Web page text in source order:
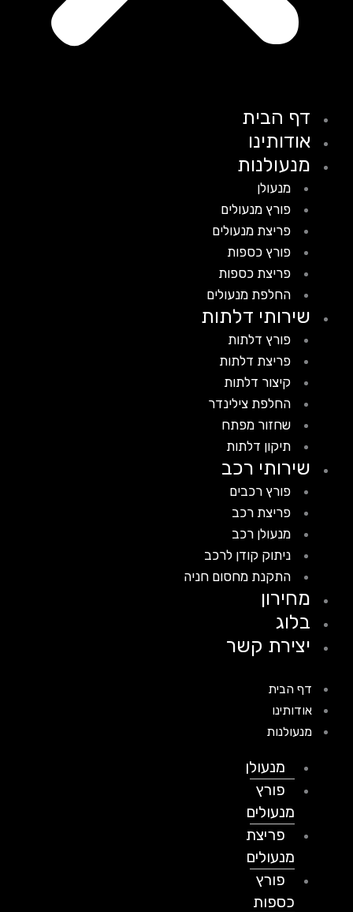
דף הבית
אודותינו
מנעולנות
מנעולן
פורץ מנעולים
פריצת מנעולים
פורץ כספות
פריצת כספות
החלפת מנעולים
שירותי דלתות
פורץ דלתות
פריצת דלתות
קיצור דלתות
החלפת צילינדר
שחזור מפתח
תיקון דלתות
שירותי רכב
פורץ רכבים
פריצת רכב
מנעולן רכב
ניתוק קודן לרכב
התקנת מחסום חניה
מחירון
בלוג
יצירת קשר
דף הבית
אודותינו
מנעולנות
מנעולן
פורץ
מנעולים
פריצת
מנעולים
פורץ
כספות